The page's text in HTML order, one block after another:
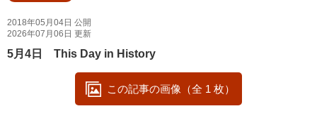
2018年05月04日 公開
2026年07月06日 更新
5月4日 This Day in History
この記事の画像（全 1 枚）